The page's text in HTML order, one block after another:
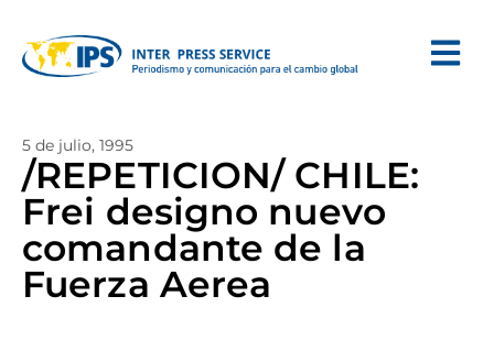
5 de julio, 1995
/REPETICION/ CHILE:
Frei designo nuevo
comandante de la
Fuerza Aerea